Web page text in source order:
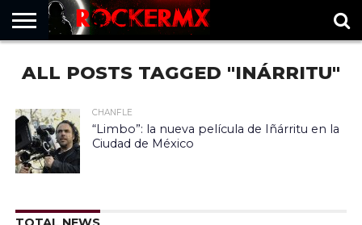
MUSICNEWS
FRAGMENTOS
ROCKERMX
BASEVARSOVIA
PUNTOROCK
ALL POSTS TAGGED "INÁRRITU"
CHANFLE
“Limbo”: la nueva película de Iñárritu en la
Ciudad de México